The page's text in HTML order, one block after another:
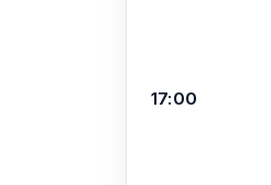
17:00